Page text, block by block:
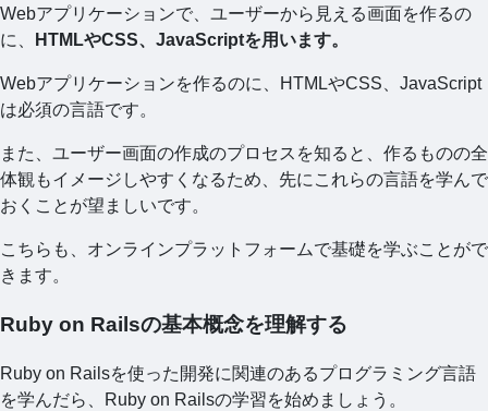
Webアプリケーションで、ユーザーから見える画面を作るの
に、
HTMLやCSS、JavaScriptを用います。
Webアプリケーションを作るのに、HTMLやCSS、JavaScript
は必須の言語です。
また、ユーザー画面の作成のプロセスを知ると、作るものの全
体観もイメージしやすくなるため、先にこれらの言語を学んで
おくことが望ましいです。
こちらも、オンラインプラットフォームで基礎を学ぶことがで
きます。
Ruby on Railsの基本概念を理解する
Ruby on Railsを使った開発に関連のあるプログラミング言語
を学んだら、Ruby on Railsの学習を始めましょう。